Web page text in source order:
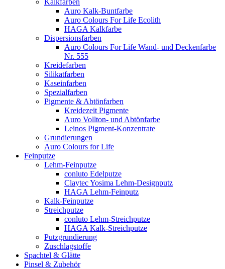
Kalkfarben
Auro Kalk-Buntfarbe
Auro Colours For Life Ecolith
HAGA Kalkfarbe
Dispersionsfarben
Auro Colours For Life Wand- und Deckenfarbe
Nr. 555
Kreidefarben
Silikatfarben
Kaseinfarben
Spezialfarben
Pigmente & Abtönfarben
Kreidezeit Pigmente
Auro Vollton- und Abtönfarbe
Leinos Pigment-Konzentrate
Grundierungen
Auro Colours for Life
Feinputze
Lehm-Feinputze
conluto Edelputze
Claytec Yosima Lehm-Designputz
HAGA Lehm-Feinputz
Kalk-Feinputze
Streichputze
conluto Lehm-Streichputze
HAGA Kalk-Streichputze
Putzgrundierung
Zuschlagstoffe
Spachtel & Glätte
Pinsel & Zubehör